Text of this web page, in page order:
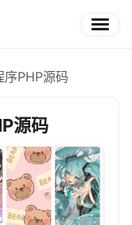
PHP源码
源码